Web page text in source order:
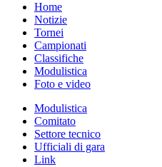
Home
Notizie
Tornei
Campionati
Classifiche
Modulistica
Foto e video
Modulistica
Comitato
Settore tecnico
Ufficiali di gara
Link